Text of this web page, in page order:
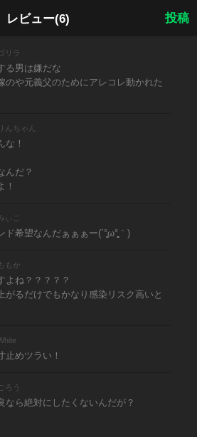
レビュー(6) 投稿
リラ
る男は嫌だな
のや元義父のためにアレコレ動かれた
んちゃん
な！
んだ？
！
ぃこ
ド希望なんだぁぁぁー(´°̥̥̥̥̥̥̥̥ω°̥̥̥̥̥̥̥̥｀)
もか
よね？？？？？
がるだけでもかなり感染リスク高いと
止めツラい！
ろう
なら絶対にしたくないんだが？